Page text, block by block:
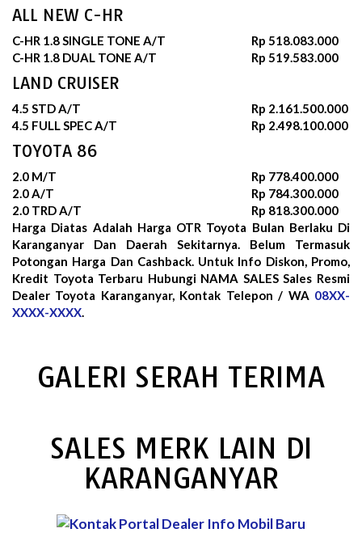
ALL NEW C-HR
C-HR 1.8 SINGLE TONE A/T
Rp 518.083.000
C-HR 1.8 DUAL TONE A/T
Rp 519.583.000
LAND CRUISER
4.5 STD A/T
Rp 2.161.500.000
4.5 FULL SPEC A/T
Rp 2.498.100.000
TOYOTA 86
2.0 M/T
Rp 778.400.000
2.0 A/T
Rp 784.300.000
2.0 TRD A/T
Rp 818.300.000
Harga Diatas Adalah Harga OTR Toyota Bulan Berlaku Di
Karanganyar Dan Daerah Sekitarnya. Belum Termasuk
Potongan Harga Dan Cashback. Untuk Info Diskon, Promo,
Kredit Toyota Terbaru Hubungi NAMA SALES Sales Resmi
Dealer Toyota Karanganyar, Kontak Telepon / WA 08XX-
XXXX-XXXX.
GALERI SERAH TERIMA
SALES MERK LAIN DI
KARANGANYAR